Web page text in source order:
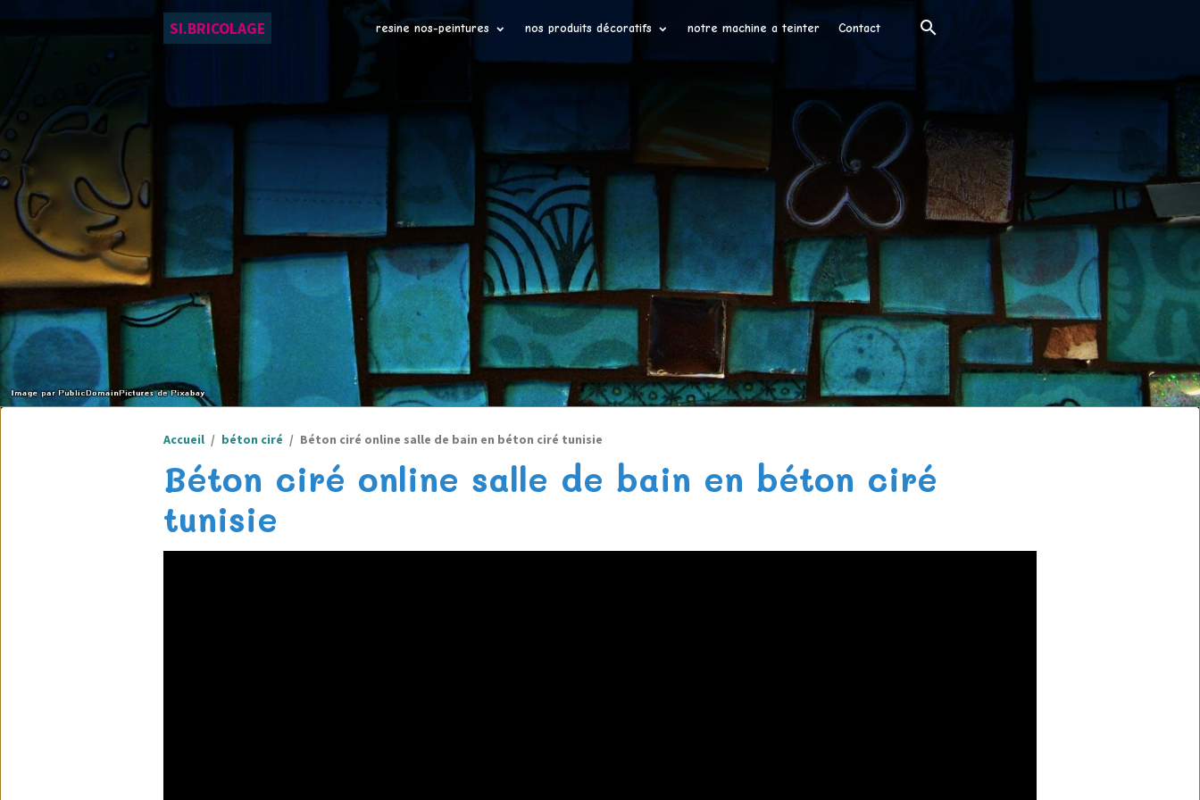
SI.BRICOLAGE resine nos-peintures nos produits décoratifs notre machine a teinter Contact
Accueil béton ciré Béton ciré online salle de bain en béton ciré tunisie
Béton ciré online salle de bain en béton ciré
tunisie